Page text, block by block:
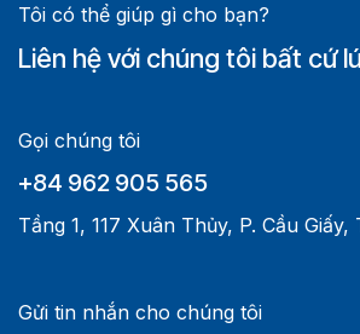
Tôi có thể giúp gì cho bạn?
Liên hệ với chúng tôi bất cứ
Gọi chúng tôi
+84 962 905 565
Tầng 1, 117 Xuân Thủy, P. Cầu Giấy,
Gửi tin nhắn cho chúng tôi